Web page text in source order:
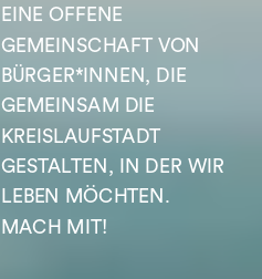
EINE OFFENE
GEMEINSCHAFT VON
BÜRGER*INNEN, DIE
GEMEINSAM DIE
KREISLAUFSTADT
GESTALTEN, IN DER WIR
LEBEN MÖCHTEN.
MACH MIT!